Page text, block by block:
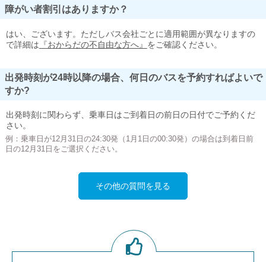
障がい者割引はありますか？
はい、ございます。ただしバス会社ごとに適用範囲が異なりますの
で詳細は 『おからだの不自由な方へ』 をご確認ください。
出発時刻が24時以降の場合、何日のバスを予約すればよいで
すか?
出発時刻に関わらず、乗車日はご到着日の前日の日付でご予約くだ
さい。
例：乗車日が12月31日の24:30発（1月1日の00:30発）の場合は到着日前
日の12月31日をご選択ください。
その他の質問を見る